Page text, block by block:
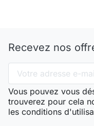
Recevez nos
Vous pouvez vous
trouverez pour cela
les conditions